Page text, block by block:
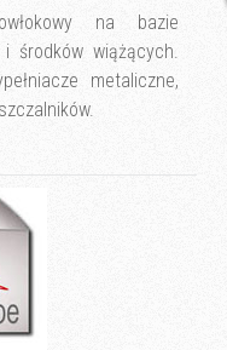
na bazie
środków wiążących.
metaliczne,